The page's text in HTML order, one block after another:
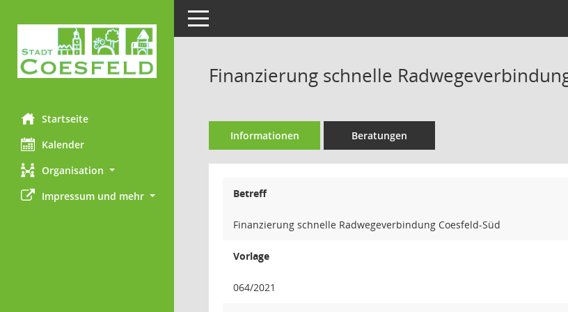
Startseite
Kalender
Organisation
Impressum und mehr
Toggle navigation
Finanzierung schnelle
Informationen Beratungen
Betreff
Finanzierung schnelle Radwegeverbindung Coesfeld-Süd
Vorlage
064/2021